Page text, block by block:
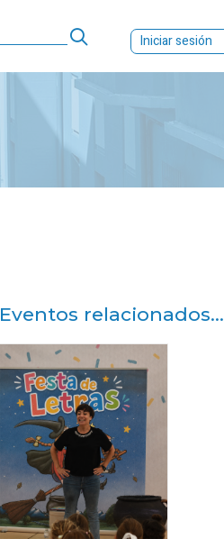
Iniciar sesión
Eventos relacionados...